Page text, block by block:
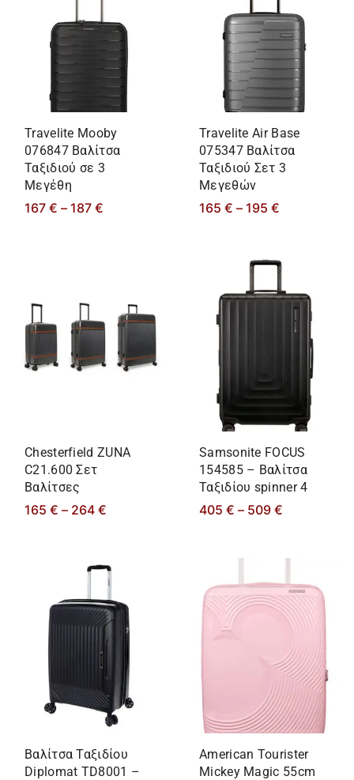
Travelite Mooby
076847 Βαλίτσα
Ταξιδιού σε 3
Μεγέθη
167 € – 187 €
Travelite Air Base
075347 Βαλίτσα
Ταξιδιού Σετ 3
Μεγεθών
165 € – 195 €
Chesterfield ZUNA
C21.600 Σετ
Βαλίτσες
165 € – 264 €
Samsonite FOCUS
154585 – Βαλίτσα
Ταξιδίου spinner 4
405 € – 509 €
Βαλίτσα Ταξιδίου
Diplomat TD8001 –
American Tourister
Mickey Magic 55cm